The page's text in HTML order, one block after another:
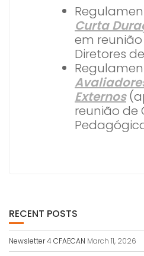
Curta
em
Diretores
Externos
reunião de
RECENT POSTS
Newsletter 4 CFAECAN March 11, 2026